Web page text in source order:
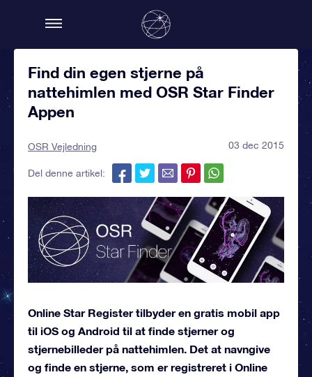
Find din egen stjerne på
nattehimlen med OSR Star Finder
Appen
OSR Vejledning 03 dec 2015
Del denne artikel:
Online Star Register tilbyder en gratis mobil app
til iOS og Android til at finde stjerner og
stjernebilleder på nattehimlen. Det at navngive
og finde en stjerne, som er registreret i Online